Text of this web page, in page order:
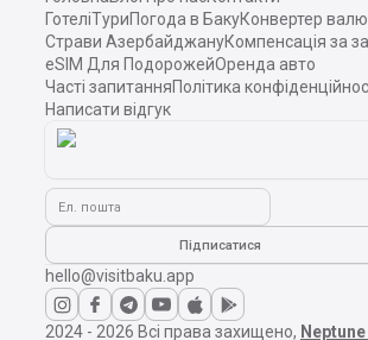
ГотеліТуриПогода в БакуКонвертер
Страви АзербайджануКомпенсація за
eSIM Для ПодорожейОренда авто
Часті запитанняПолітика
Написати відгук
Ел. пошта
Підписатися
2024 - 2026 Всі права захищено,
hello@visitbaku.app